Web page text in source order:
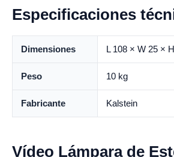
Especificaciones
Dimensiones L 108 × W 25 ×
Peso 10 kg
Fabricante Kalstein
Vídeo Lámpara de